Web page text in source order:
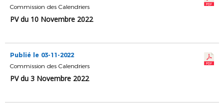
Commission des Calendriers
PV du 10 Novembre 2022
Publié le 03-11-2022
Commission des Calendriers
PV du 3 Novembre 2022